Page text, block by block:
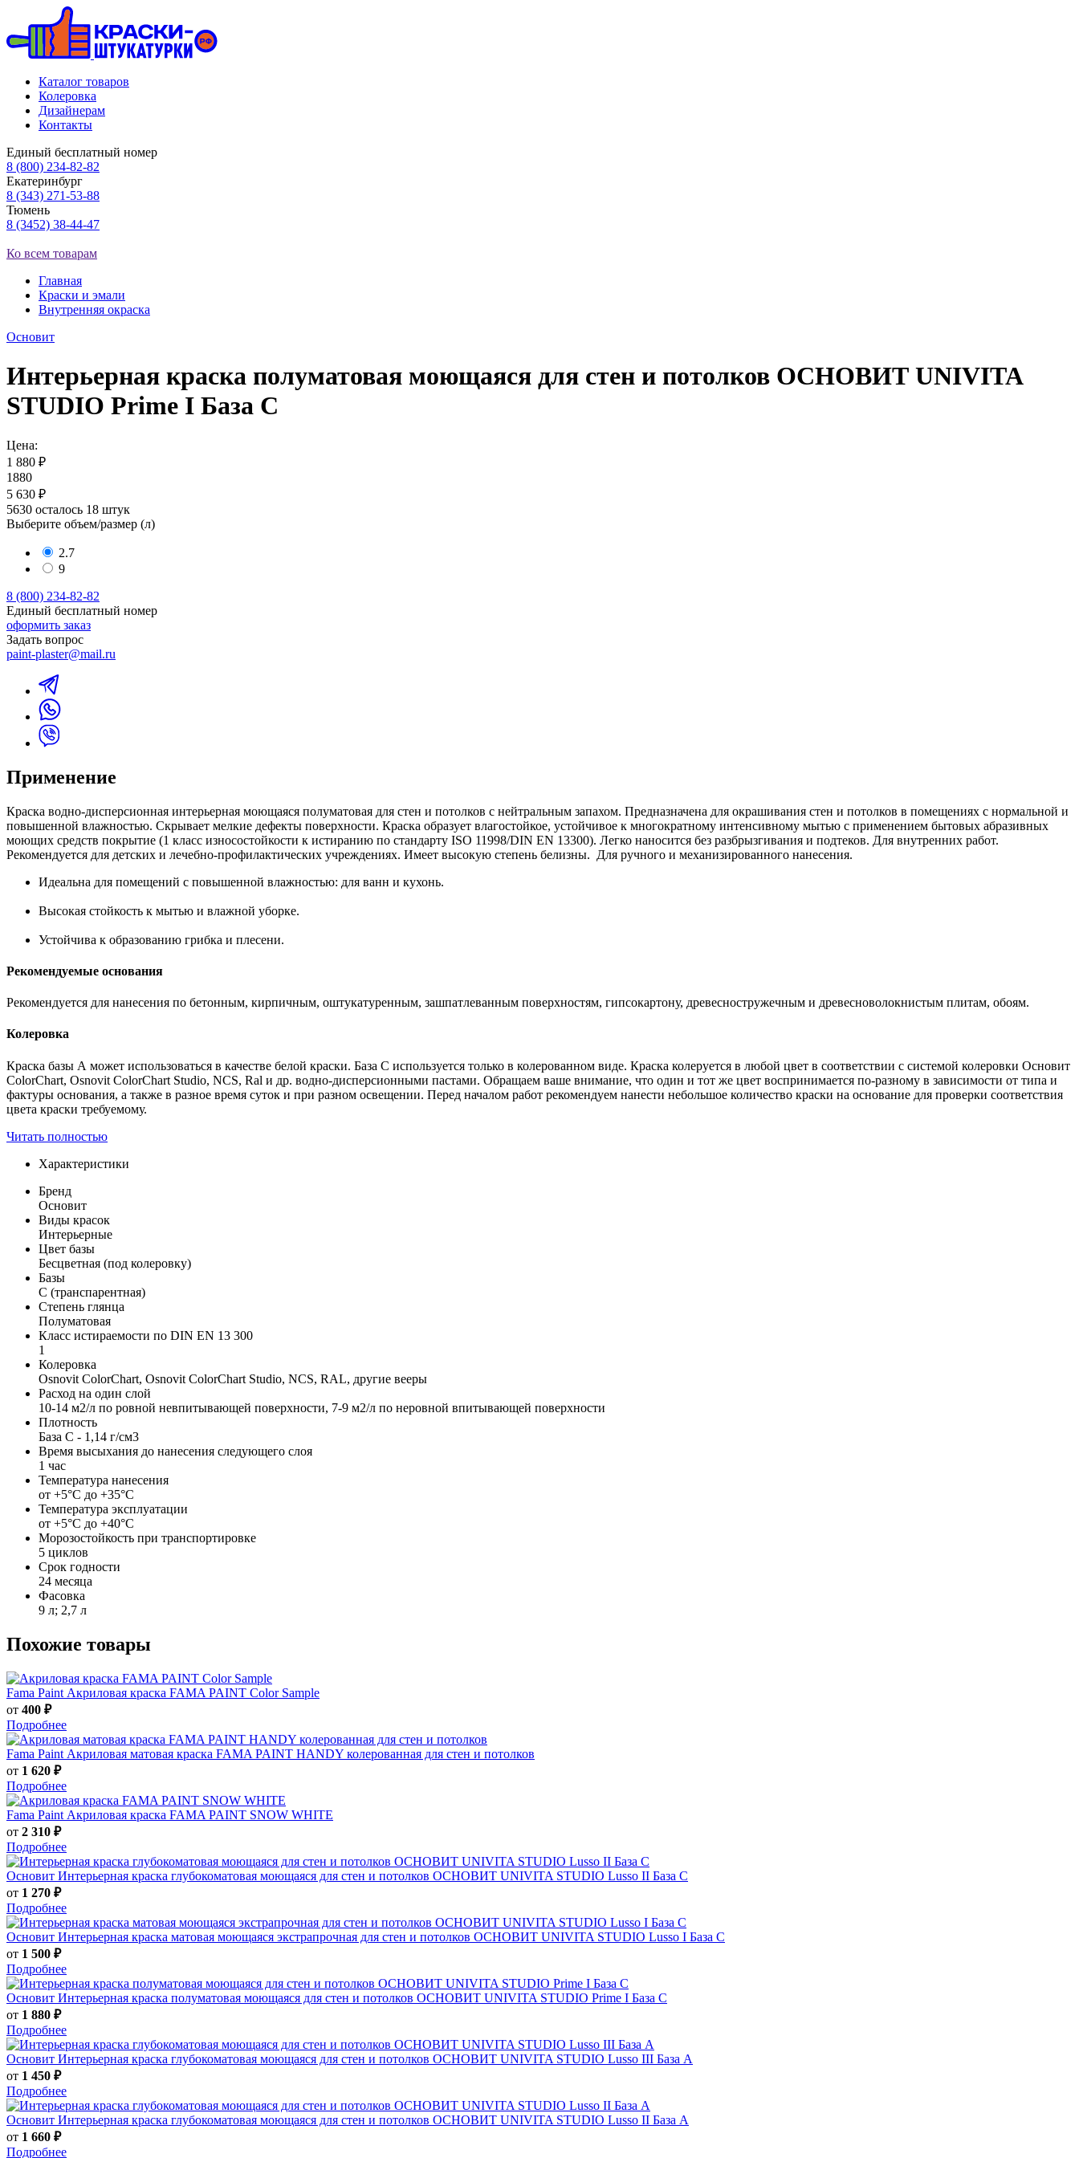
Каталог товаров
Колеровка
Дизайнерам
Контакты
Единый бесплатный номер
8 (800) 234-82-82
Екатеринбург
8 (343) 271-53-88
Тюмень
8 (3452) 38-44-47
Ко всем товарам
Главная
Краски и эмали
Внутренняя окраска
Основит
Интерьерная краска полуматовая моющаяся для стен и потолков ОСНОВИТ UNIVITA
STUDIO Prime I База С
Цена:
1 880 ₽
1880
5 630 ₽
5630 осталось 18 штук
Выберите объем/размер (л)
2.7
9
8 (800) 234-82-82
Единый бесплатный номер
оформить заказ
Задать вопрос
paint-plaster@mail.ru
Применение
Краска водно-дисперсионная интерьерная моющаяся полуматовая для стен и потолков с нейтральным запахом. Предназначена для окрашивания стен и потолков в помещениях с нормальной и
повышенной влажностью. Скрывает мелкие дефекты поверхности. Краска образует влагостойкое, устойчивое к многократному интенсивному мытью с применением бытовых абразивных
моющих средств покрытие (1 класс износостойкости к истиранию по стандарту ISO 11998/DIN EN 13300). Легко наносится без разбрызгивания и подтеков. Для внутренних работ.
Рекомендуется для детских и лечебно-профилактических учреждениях. Имеет высокую степень белизны. Для ручного и механизированного нанесения.
Идеальна для помещений с повышенной влажностью: для ванн и кухонь.
Высокая стойкость к мытью и влажной уборке.
Устойчива к образованию грибка и плесени.
Рекомендуемые основания
Рекомендуется для нанесения по бетонным, кирпичным, оштукатуренным, зашпатлеванным поверхностям, гипсокартону, древесностружечным и древесноволокнистым плитам, обоям.
Колеровка
Краска базы А может использоваться в качестве белой краски. База С используется только в колерованном виде. Краска колеруется в любой цвет в соответствии с системой колеровки Основит
ColorChart, Osnovit ColorChart Studio, NCS, Ral и др. водно-дисперсионными пастами. Обращаем ваше внимание, что один и тот же цвет воспринимается по-разному в зависимости от типа и
фактуры основания, а также в разное время суток и при разном освещении. Перед началом работ рекомендуем нанести небольшое количество краски на основание для проверки соответствия
цвета краски требуемому.
Читать полностью
Характеристики
Бренд
Основит
Виды красок
Интерьерные
Цвет базы
Бесцветная (под колеровку)
Базы
С (транспарентная)
Степень глянца
Полуматовая
Класс истираемости по DIN EN 13 300
1
Колеровка
Osnovit ColorChart, Osnovit ColorChart Studio, NCS, RAL, другие вееры
Расход на один слой
10-14 м2/л по ровной невпитывающей поверхности, 7-9 м2/л по неровной впитывающей поверхности
Плотность
База С - 1,14 г/см3
Время высыхания до нанесения следующего слоя
1 час
Температура нанесения
от +5°С до +35°С
Температура эксплуатации
от +5°С до +40°С
Морозостойкость при транспортировке
5 циклов
Срок годности
24 месяца
Фасовка
9 л; 2,7 л
Похожие товары
Fama Paint Акриловая краска FAMA PAINT Color Sample
от 400 ₽
Подробнее
Fama Paint Акриловая матовая краска FAMA PAINT HANDY колерованная для стен и потолков
от 1 620 ₽
Подробнее
Fama Paint Акриловая краска FAMA PAINT SNOW WHITE
от 2 310 ₽
Подробнее
Основит Интерьерная краска глубокоматовая моющаяся для стен и потолков ОСНОВИТ UNIVITA STUDIO Lusso II База С
от 1 270 ₽
Подробнее
Основит Интерьерная краска матовая моющаяся экстрапрочная для стен и потолков ОСНОВИТ UNIVITA STUDIO Lusso I База С
от 1 500 ₽
Подробнее
Основит Интерьерная краска полуматовая моющаяся для стен и потолков ОСНОВИТ UNIVITA STUDIO Prime I База С
от 1 880 ₽
Подробнее
Основит Интерьерная краска глубокоматовая моющаяся для стен и потолков ОСНОВИТ UNIVITA STUDIO Lusso III База А
от 1 450 ₽
Подробнее
Основит Интерьерная краска глубокоматовая моющаяся для стен и потолков ОСНОВИТ UNIVITA STUDIO Lusso II База А
от 1 660 ₽
Подробнее